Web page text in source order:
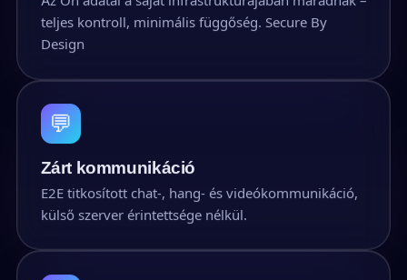
teljes kontroll, minimális függőség. Secure By
Design
💬
Zárt kommunikáció
E2E titkosított chat-, hang- és videókommunikáció,
külső szerver érintettsége nélkül.